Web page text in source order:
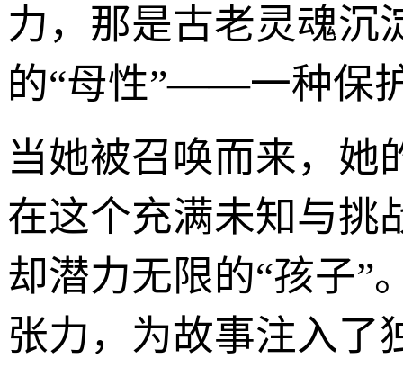
力，那是古老灵魂沉
的“母性”——一种保
当她被召唤而来，她
在这个充满未知与挑
却潜力无限的“孩子”
张力，为故事注入了